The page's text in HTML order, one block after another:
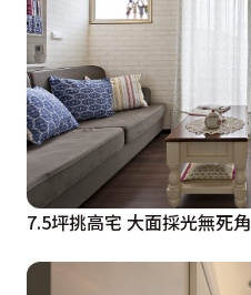
7.5坪挑高宅 大面採光無死角